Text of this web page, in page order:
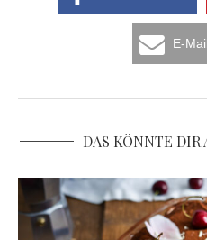
E-Mail
DAS KÖNNTE DIR